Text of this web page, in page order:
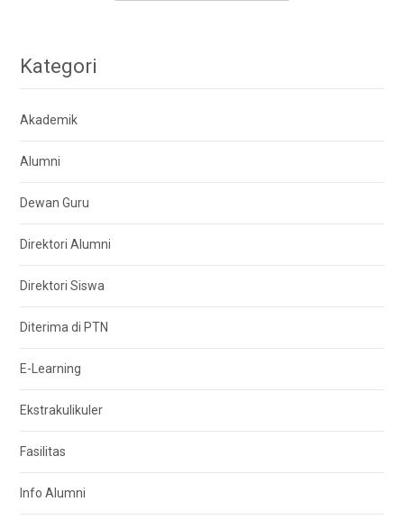
Kategori
Akademik
Alumni
Dewan Guru
Direktori Alumni
Direktori Siswa
Diterima di PTN
E-Learning
Ekstrakulikuler
Fasilitas
Info Alumni